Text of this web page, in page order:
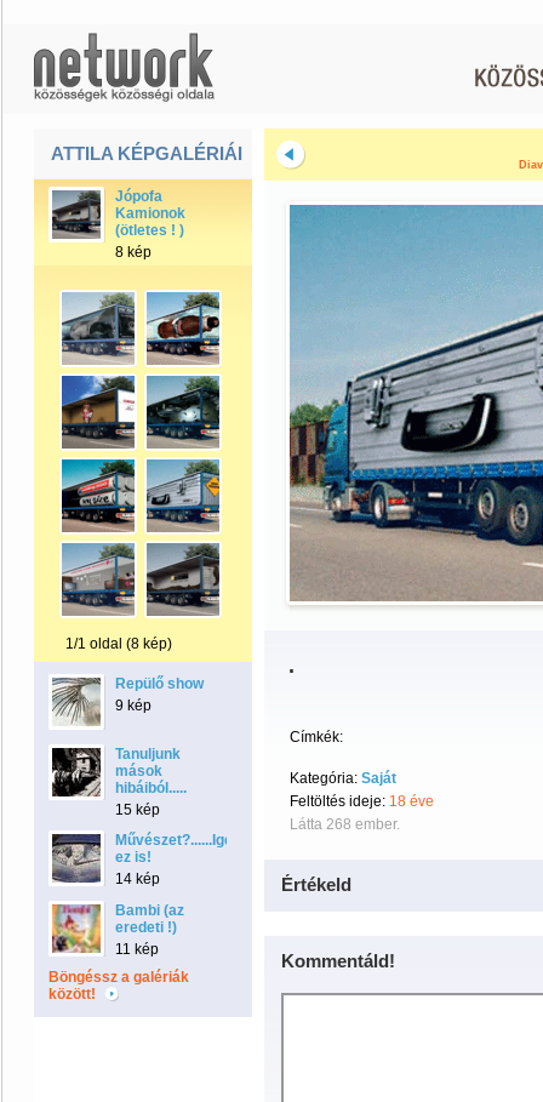
ATTILA KÉPGALÉRIÁI
Jópofa
Kamionok
(ötletes ! )
8 kép
1/1 oldal (8 kép)
Repülő show
9 kép
Tanuljunk
mások
hibáiból.....
15 kép
Művészet?......Igen
ez is!
14 kép
Bambi (az
eredeti !)
11 kép
Böngéssz a galériák
között!
.
Címkék:
Kategória: Saját
Feltöltés ideje: 18 éve
Látta 268 ember.
Értékeld
Kommentáld!